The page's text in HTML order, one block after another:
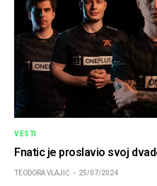
VESTI
Fnatic je proslavio svoj
TEODORA VLAJIĆ 25/07/2024